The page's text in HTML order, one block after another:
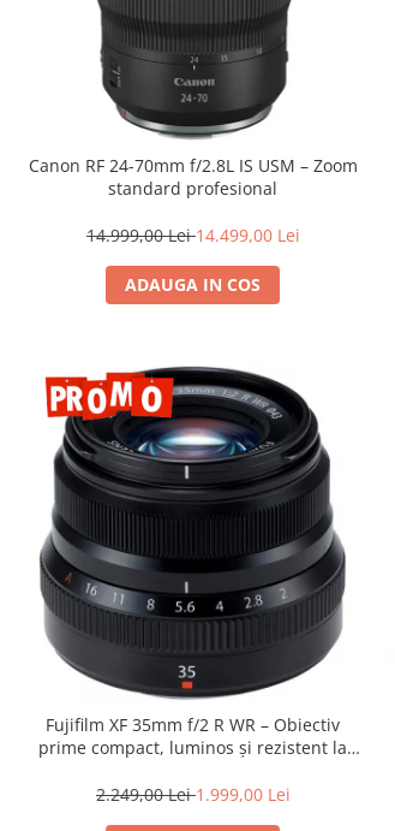
Canon RF 24-70mm f/2.8L IS USM – Zoom
standard profesional
14.999,00 Lei14.499,00 Lei
ADAUGA IN COS
Fujifilm XF 35mm f/2 R WR – Obiectiv
prime compact, luminos și rezistent la
2.249,00 Lei1.999,00 Lei